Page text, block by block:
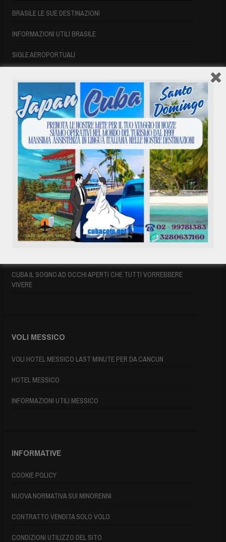
BRASILE LE SUE DESTINAZIONI
INFORMAZIONI UTILI BRASILE
SIGLE AEROPORTUALI
VOLI CUBA
VOLI CUBA LAST MINUTE
VOLI DI LINEA CUBA
AFFITTO CASE A PLAYA DEL ESTE
ASSICURAZIONE E VISTO CUBA
INFORMAZIONI UTILI
CUBA IL SOGNO AD OCCHI APERTI CHE TUTTI VORREBBERE
VIVERE
VOLI MESSICO
VOLI HOTEL MESSICO LAST MINUTE PER DA CANCUN
HOTEL MESSICO
INFORMAZIONI UTILI MESSICO
INFORMATIVE
COOKIE POLICY
NUOVA NORMATIVA SUI MINORENNI
CONTRATTO VENDITA SOLO VOLO
CONDIZIONI UTILIZZO DEL SITO